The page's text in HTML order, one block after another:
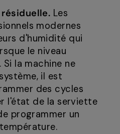
Les
modernes
d'humidité qui
le niveau
la machine ne
il est
des cycles
l'état de la serviette
programmer un